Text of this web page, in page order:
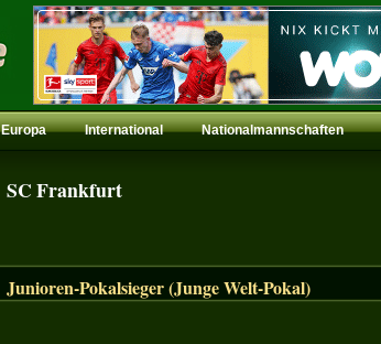
Europa International Nationalmannschaften
SC Frankfurt
Junioren-Pokalsieger (Junge Welt-Pokal)